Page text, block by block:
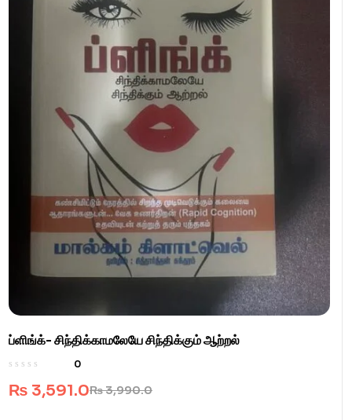
ப்ளிங்க்- சிந்திக்காமலேயே சிந்திக்கும் ஆற்றல்
0
₨3,990.0
₨ 3,591.0